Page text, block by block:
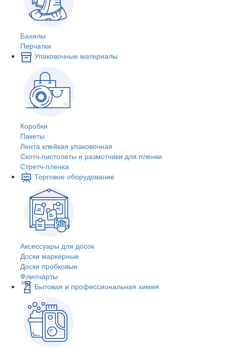
Бахилы
Перчатки
Упаковочные материалы
Коробки
Пакеты
Лента клейкая упаковочная
Скотч-пистолеты и размотчики для пленки
Стретч-пленка
Торговое оборудование
Аксессуары для досок
Доски маркерные
Доски пробковые
Флипчарты
Бытовая и профессиональная химия